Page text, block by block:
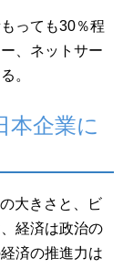
っても30％程
、ネットサー
。
本企業に
大きさと、ビ
経済は政治の
済の推進力は